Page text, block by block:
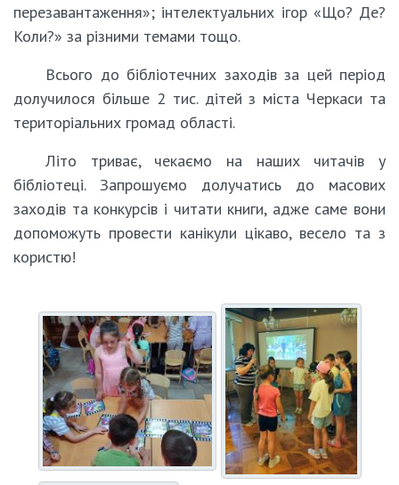
перезавантаження»; інтелектуальних ігор «Що? Де?
Коли?» за різними темами тощо.
Всього до бібліотечних заходів за цей період
долучилося більше 2 тис. дітей з міста Черкаси та
територіальних громад області.
Літо триває, чекаємо на наших читачів у
бібліотеці. Запрошуємо долучатись до масових
заходів та конкурсів і читати книги, адже саме вони
допоможуть провести канікули цікаво, весело та з
користю!